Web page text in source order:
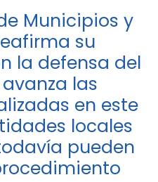
Municipios y
su
la defensa del
las
en este
locales
pueden